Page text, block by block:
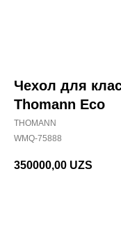
Чехол для
Thomann Eco
THOMANN
WMQ-75888
350000,00 UZS